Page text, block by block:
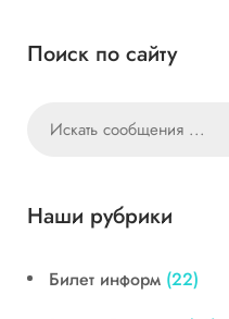
Поиск по сайту
Наши рубрики
Билет информ (22)